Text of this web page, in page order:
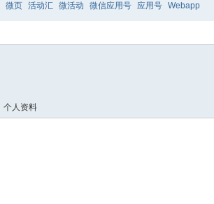
微页 活动汇 微活动 微信应用号 应用号 Webapp
个人资料